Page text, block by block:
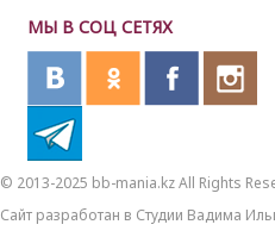
МЫ В СОЦ СЕТЯХ
© 2013-2025 bb-mania.kz All Rights
Сайт разработан в Студии Вадима